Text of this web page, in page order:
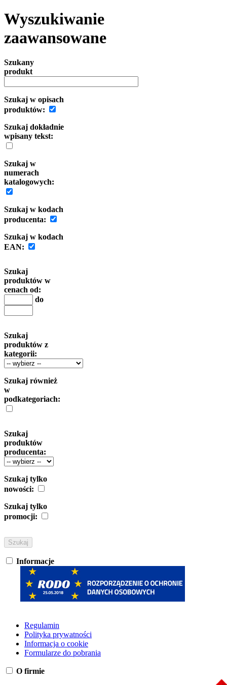
Wyszukiwanie
zaawansowane
Szukany
produkt
Szukaj w opisach
produktów:
Szukaj dokładnie
wpisany tekst:
Szukaj w
numerach
katalogowych:
Szukaj w kodach
producenta:
Szukaj w kodach
EAN:
Szukaj
produktów w
cenach od:
do
Szukaj
produktów z
kategorii:
Szukaj również
w
podkategoriach:
Szukaj
produktów
producenta:
Szukaj tylko
nowości:
Szukaj tylko
promocji:
Informacje
Regulamin
Polityka prywatności
Informacja o cookie
Formularze do pobrania
O firmie